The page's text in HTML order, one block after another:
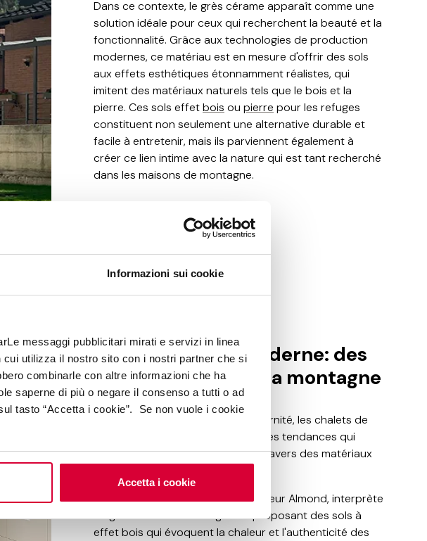
Informazioni sui cookie
messaggi pubblicitari mirati e servizi in linea
utilizza il nostro sito con i nostri partner che si
combinarle con altre informazioni che ha
saperne di più o negare il consenso a tutti o ad
tasto “Accetta i cookie”. Se non vuole i cookie
Accetta i cookie
Dans ce contexte, le grès cérame apparaît comme une
solution idéale pour ceux qui recherchent la beauté et la
fonctionnalité. Grâce aux technologies de production
modernes, ce matériau est en mesure d'offrir des sols
aux effets esthétiques étonnamment réalistes, qui
imitent des matériaux naturels tels que le bois et la
pierre. Ces sols effetbois ou pierre pour les refuges
constituent non seulement une alternative durable et
facile à entretenir, mais ils parviennent également à
créer ce lien intime avec la nature qui est tant recherché
dans les maisons de montagne.
Entre ancien et moderne: des
sols qui racontent la montagne
Empreints de tradition et de modernité, les chalets de
montagne se revêtent des nouvelles tendances qui
parlent le langage de la nature à travers des matériaux
Lacollection Journey, dans la couleur Almond, interprète
magistralement ce dialogue en proposant des sols à
effet bois qui évoquent la chaleur et l'authenticité des